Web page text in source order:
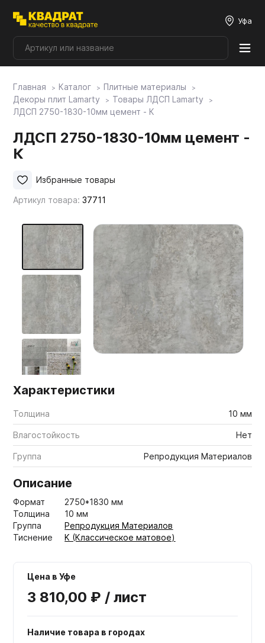
Уфа
Плитные материалы
Мой ЭГГЕР
Фасады
Мебельные образцы, каталоги
Главная Каталог
Плитные материалы
Декоры плит Lamarty
Товары ЛДСП Lamarty
ЛДСП 2750-1830-10мм цемент - К
ЛДСП 2750-1830-10мм цемент -
К
Артикул товара:37711
Избранные товары
Характеристики
Толщина 10 мм
Влагостойкость Нет
Группа Репродукция Материалов
Описание
Формат
2750*1830 мм
Толщина
10 мм
Группа
Репродукция Материалов
Тиснение
K (Классическое матовое)
Цена в Уфе
3 810,00 ₽ / лист
Наличие товара в городах